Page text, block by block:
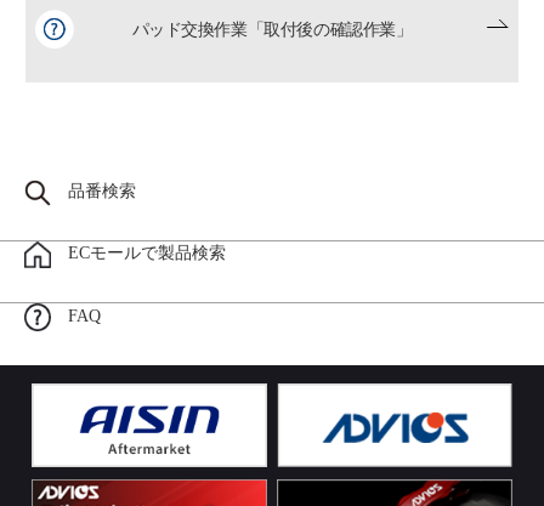
パッド交換作業「取付後の確認作業」
品番検索
ECモールで製品検索
FAQ